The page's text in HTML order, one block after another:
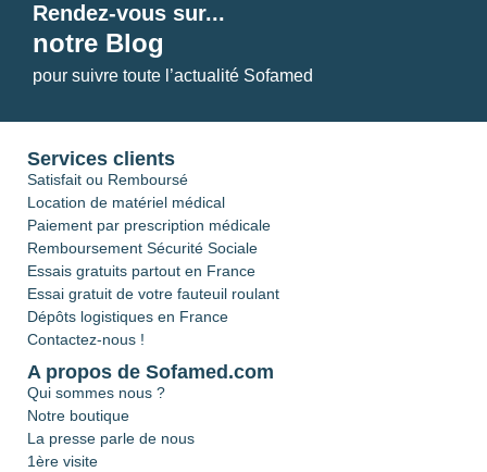
Rendez-vous sur...
notre Blog
pour suivre toute l’actualité Sofamed
Services clients
Satisfait ou Remboursé
Location de matériel médical
Paiement par prescription médicale
Remboursement Sécurité Sociale
Essais gratuits partout en France
Essai gratuit de votre fauteuil roulant
Dépôts logistiques en France
Contactez-nous !
A propos de Sofamed.com
Qui sommes nous ?
Notre boutique
La presse parle de nous
1ère visite